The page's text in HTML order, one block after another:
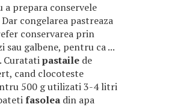
a prepara conservele
Dar congelarea pastreaza
conservarea prin
sau galbene, pentru ca ...
Curatatipastaile de
cand clocoteste
500 g utilizati 3-4 litri
fasolea din apa